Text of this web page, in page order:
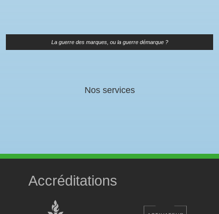
La guerre des marques, ou la guerre démarque ?
Nos services
Accréditations